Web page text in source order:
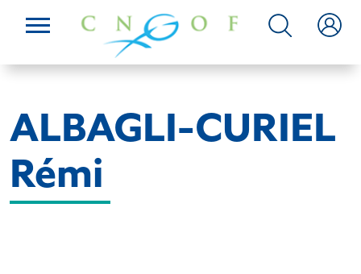
ALBAGLI-CURIEL
Rémi